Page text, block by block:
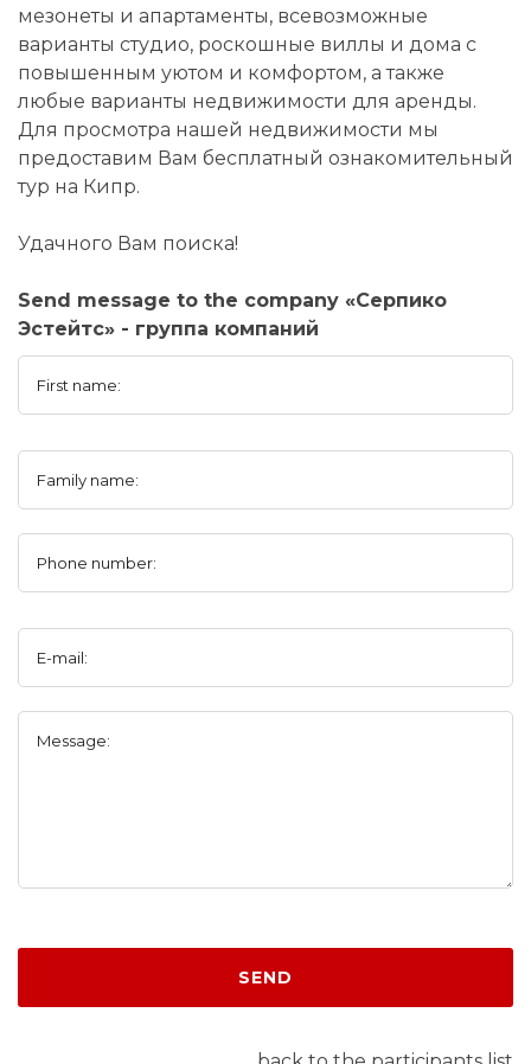
мезонеты и апартаменты, всевозможные
варианты студио, роскошные виллы и дома с
повышенным уютом и комфортом, а также
любые варианты недвижимости для аренды.
Для просмотра нашей недвижимости мы
предоставим Вам бесплатный ознакомительный
тур на Кипр.
Удачного Вам поиска!
Send message to the company «Серпико
Эстейтс» - группа компаний
First name:
Family name:
Phone number:
E-mail:
Message:
SEND